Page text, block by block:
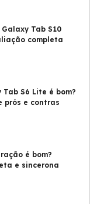
Tab S10
completa
S6 Lite é bom?
prós e contras
é bom?
e sincerona